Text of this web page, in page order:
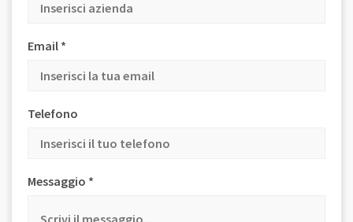
Email *
Telefono
Messaggio *